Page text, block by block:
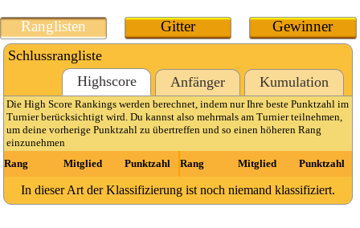
Ranglisten Gitter Gewinner
Schlussrangliste
Highscore
Anfänger Kumulation
Die High Score Rankings werden berechnet, indem nur Ihre beste Punktzahl im
Turnier berücksichtigt wird. Du kannst also mehrmals am Turnier teilnehmen,
um deine vorherige Punktzahl zu übertreffen und so einen höheren Rang
einzunehmen
Rang
Mitglied Punktzahl Rang Mitglied Punktzahl
In dieser Art der Klassifizierung ist noch niemand klassifiziert.